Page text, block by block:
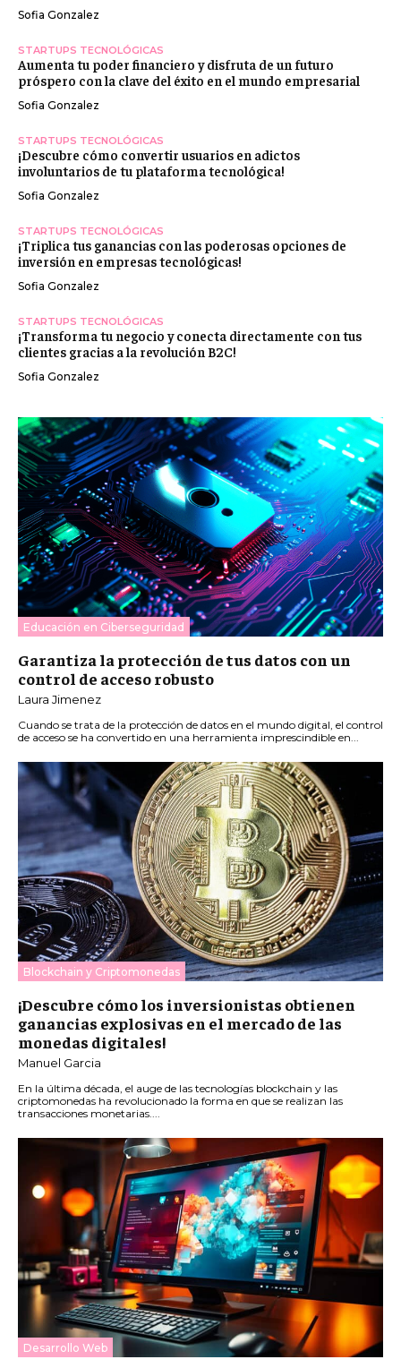
Sofia Gonzalez
STARTUPS TECNOLÓGICAS
Aumenta tu poder financiero y disfruta de un futuro
próspero con la clave del éxito en el mundo empresarial
Sofia Gonzalez
STARTUPS TECNOLÓGICAS
¡Descubre cómo convertir usuarios en adictos
involuntarios de tu plataforma tecnológica!
Sofia Gonzalez
STARTUPS TECNOLÓGICAS
¡Triplica tus ganancias con las poderosas opciones de
inversión en empresas tecnológicas!
Sofia Gonzalez
STARTUPS TECNOLÓGICAS
¡Transforma tu negocio y conecta directamente con tus
clientes gracias a la revolución B2C!
Sofia Gonzalez
Educación en Ciberseguridad
Garantiza la protección de tus datos con un
control de acceso robusto
Laura Jimenez
Cuando se trata de la protección de datos en el mundo digital, el control
de acceso se ha convertido en una herramienta imprescindible en...
Blockchain y Criptomonedas
¡Descubre cómo los inversionistas obtienen
ganancias explosivas en el mercado de las
monedas digitales!
Manuel Garcia
En la última década, el auge de las tecnologías blockchain y las
criptomonedas ha revolucionado la forma en que se realizan las
transacciones monetarias....
Desarrollo Web